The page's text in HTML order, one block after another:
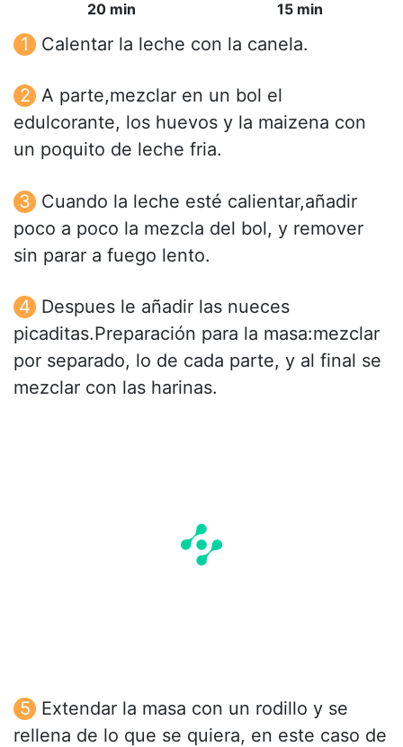
20 min 15 min
Calentar la leche con la canela.
A parte,mezclar en un bol el
edulcorante, los huevos y la maizena con
un poquito de leche fria.
Cuando la leche esté calientar,añadir
poco a poco la mezcla del bol, y remover
sin parar a fuego lento.
Despues le añadir las nueces
picaditas.Preparación para la masa:mezclar
por separado, lo de cada parte, y al final se
mezclar con las harinas.
Extendar la masa con un rodillo y se
rellena de lo que se quiera, en este caso de